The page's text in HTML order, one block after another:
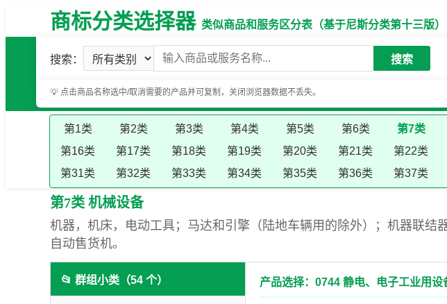
商标分类选择器类似商品和服务区分表（基于尼斯分类第十三版
搜索： 搜索
💡 点击商品名称选中/取消需要的产品并可复制，关闭浏览器数据不丢失。
第1类 第2类 第3类 第4类 第5类 第6类 第7类
第16类
第17类 第18类 第19类 第20类 第21类 第22类
第31类
第32类 第33类 第34类 第35类 第36类 第37类
第7类 机械设备
机器，机床，电动工具；马达和引擎（陆地车辆用的除外）；机器联结
自动售货机。
📂 群组小类（54 个） 产品选择：0744 静电、电子工业用设